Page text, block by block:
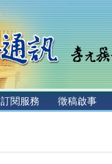
訂閱服務
徵稿啟事